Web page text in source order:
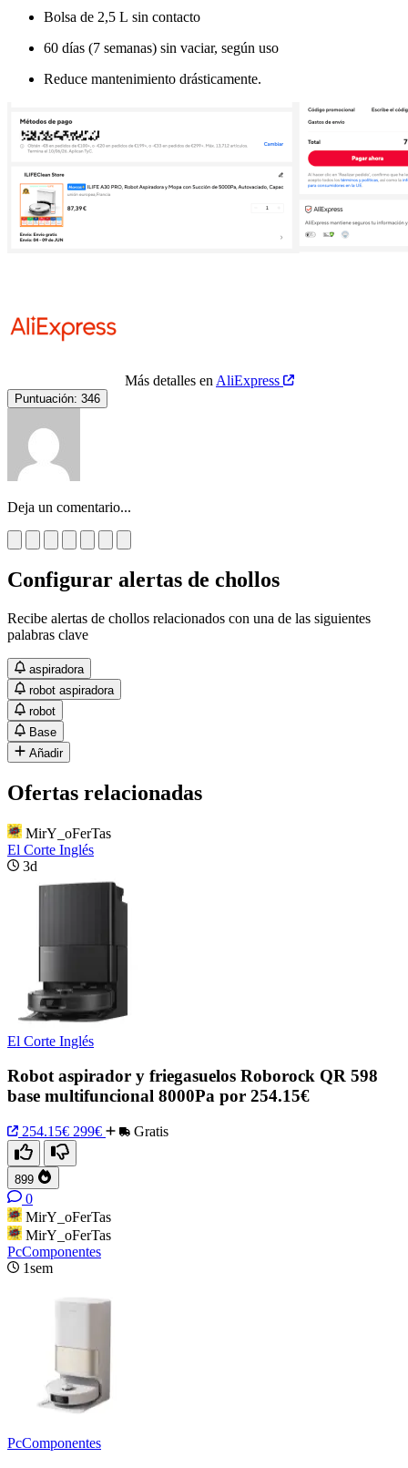
Bolsa de 2,5 L sin contacto
60 días (7 semanas) sin vaciar, según uso
Reduce mantenimiento drásticamente.
Más detalles en AliExpress
Puntuación: 346
Deja un comentario...
Configurar alertas de chollos
Recibe alertas de chollos relacionados con una de las siguientes
palabras clave
aspiradora
robot aspiradora
robot
Base
Añadir
Ofertas relacionadas
MirY_oFerTas
El Corte Inglés
3d
El Corte Inglés
Robot aspirador y friegasuelos Roborock QR 598
base multifuncional 8000Pa por 254.15€
254.15€ 299€ Gratis
899
0
MirY_oFerTas
MirY_oFerTas
PcComponentes
1sem
PcComponentes